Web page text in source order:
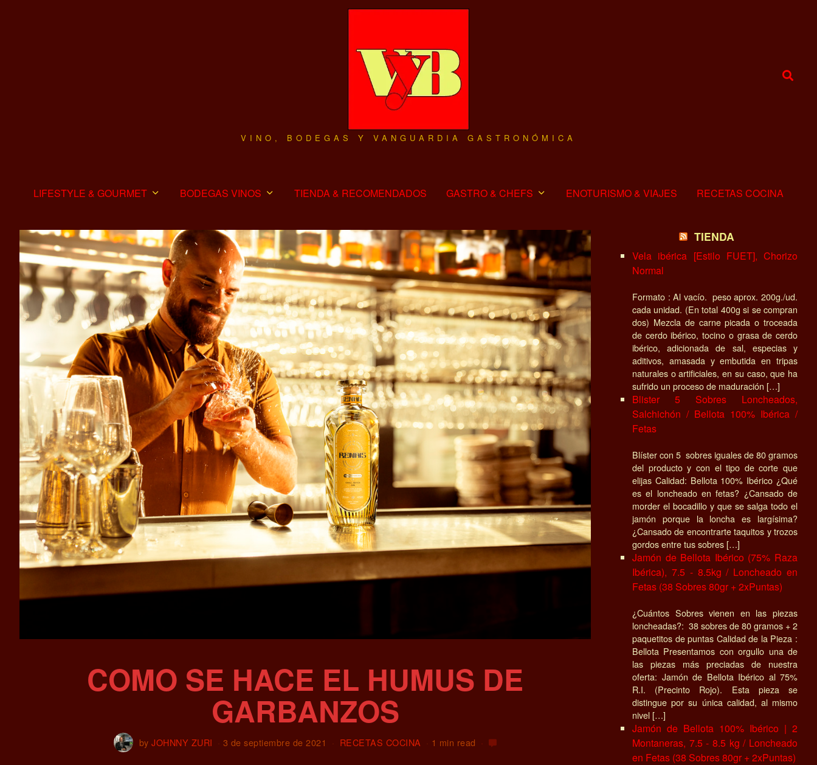
VINO, BODEGAS Y VANGUARDIA GASTRONÓMICA
LIFESTYLE & GOURMET BODEGAS VINOS TIENDA & RECOMENDADOS GASTRO & CHEFS ENOTURISMO & VIAJES RECETAS COCINA
COMO SE HACE EL HUMUS DE
GARBANZOS
byJOHNNY ZURI 3 de septiembre de 2021 RECETAS COCINA 1 min read
TIENDA
Vela ibérica [Estilo FUET], Chorizo
Normal
Formato : Al vacío. peso aprox. 200g./ud.
cada unidad. (En total 400g si se compran
dos) Mezcla de carne picada o troceada
de cerdo ibérico, tocino o grasa de cerdo
ibérico, adicionada de sal, especias y
aditivos, amasada y embutida en tripas
naturales o artificiales, en su caso, que ha
sufrido un proceso de maduración […]
Blister 5 Sobres Loncheados,
Salchichón / Bellota 100% Ibérica /
Fetas
Blíster con 5 sobres iguales de 80 gramos
del producto y con el tipo de corte que
elijas Calidad: Bellota 100% Ibérico ¿Qué
es el loncheado en fetas? ¿Cansado de
morder el bocadillo y que se salga todo el
jamón porque la loncha es largísima?
¿Cansado de encontrarte taquitos y trozos
gordos entre tus sobres […]
Jamón de Bellota Ibérico (75% Raza
Ibérica), 7.5 - 8.5kg / Loncheado en
Fetas (38 Sobres 80gr + 2xPuntas)
¿Cuántos Sobres vienen en las piezas
loncheadas?: 38 sobres de 80 gramos + 2
paquetitos de puntas Calidad de la Pieza :
Bellota Presentamos con orgullo una de
las piezas más preciadas de nuestra
oferta: Jamón de Bellota Ibérico al 75%
R.I. (Precinto Rojo). Esta pieza se
distingue por su única calidad, al mismo
nivel […]
Jamón de Bellota 100% Ibérico | 2
Montaneras, 7.5 - 8.5 kg / Loncheado
en Fetas (38 Sobres 80gr + 2xPuntas)